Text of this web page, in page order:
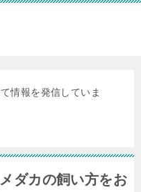
情報を発信していま
ダカの飼い方をお